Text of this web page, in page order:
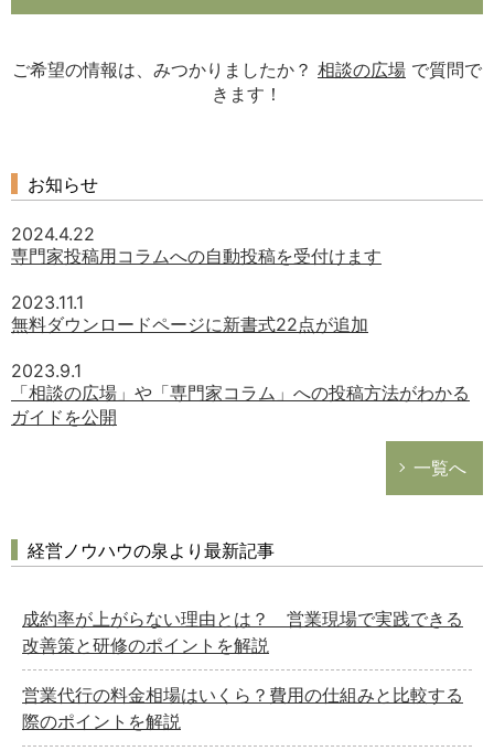
ご希望の情報は、みつかりましたか？ 相談の広場 で質問で
きます！
お知らせ
2024.4.22
専門家投稿用コラムへの自動投稿を受付けます
2023.11.1
無料ダウンロードページに新書式22点が追加
2023.9.1
「相談の広場」や「専門家コラム」への投稿方法がわかる
ガイドを公開
一覧へ
経営ノウハウの泉より最新記事
成約率が上がらない理由とは？ 営業現場で実践できる
改善策と研修のポイントを解説
営業代行の料金相場はいくら？費用の仕組みと比較する
際のポイントを解説